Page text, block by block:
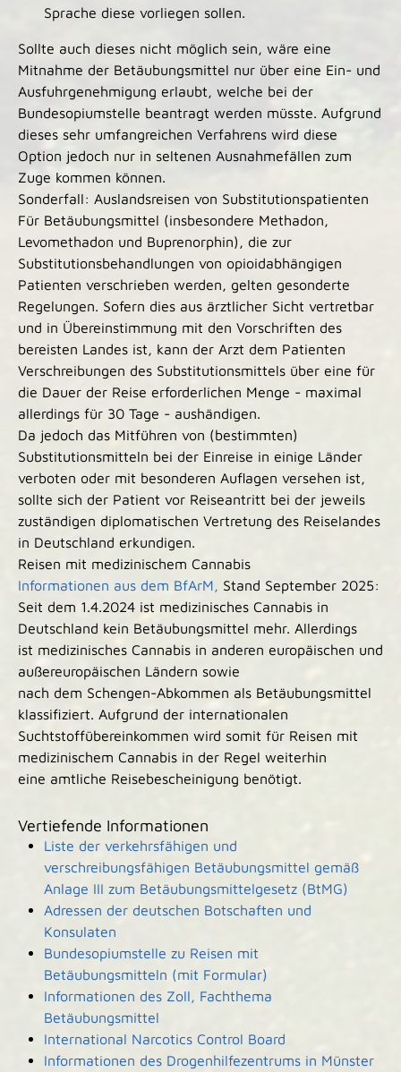
Sprache diese vorliegen sollen.
Sollte auch dieses nicht möglich sein, wäre eine
Mitnahme der Betäubungsmittel nur über eine Ein- und
Ausfuhrgenehmigung erlaubt, welche bei der
Bundesopiumstelle beantragt werden müsste. Aufgrund
dieses sehr umfangreichen Verfahrens wird diese
Option jedoch nur in seltenen Ausnahmefällen zum
Zuge kommen können.
Sonderfall: Auslandsreisen von Substitutionspatienten
Für Betäubungsmittel (insbesondere Methadon,
Levomethadon und Buprenorphin), die zur
Substitutionsbehandlungen von opioidabhängigen
Patienten verschrieben werden, gelten gesonderte
Regelungen. Sofern dies aus ärztlicher Sicht vertretbar
und in Übereinstimmung mit den Vorschriften des
bereisten Landes ist, kann der Arzt dem Patienten
Verschreibungen des Substitutionsmittels über eine für
die Dauer der Reise erforderlichen Menge - maximal
allerdings für 30 Tage - aushändigen.
Da jedoch das Mitführen von (bestimmten)
Substitutionsmitteln bei der Einreise in einige Länder
verboten oder mit besonderen Auflagen versehen ist,
sollte sich der Patient vor Reiseantritt bei der jeweils
zuständigen diplomatischen Vertretung des Reiselandes
in Deutschland erkundigen.
Rei­sen mit me­di­zi­ni­schem Can­na­bis
Informationen aus dem BfArM, Stand September 2025:
Seit dem 1.4.2024 ist medizinisches Cannabis in
Deutschland kein Betäubungsmittel mehr. Allerdings
ist medizinisches Cannabis in anderen europäischen und
außereuropäischen Ländern sowie
nach dem Schengen-Abkommen als Betäubungsmittel
klassifiziert. Aufgrund der internationalen
Suchtstoffübereinkommen wird somit für Reisen mit
medizinischem Cannabis in der Regel weiterhin
eine amtliche Reisebescheinigung benötigt.
Vertiefende Informationen
Liste der verkehrsfähigen und
verschreibungsfähigen Betäubungsmittel gemäß
Anlage III zum Betäubungsmittelgesetz (BtMG)
Adressen der deutschen Botschaften und
Konsulaten
Bundesopiumstelle zu Reisen mit
Betäubungsmitteln (mit Formular)
Informationen des Zoll, Fachthema
Betäubungsmittel
International Narcotics Control Board
Informationen des Drogenhilfezentrums in Münster